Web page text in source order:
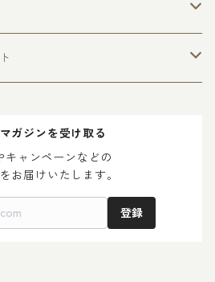
ズ
ガジンを受け取る
キャンペーンなどの
お届けいたします。
登録